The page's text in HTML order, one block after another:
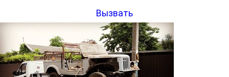
Вызвать